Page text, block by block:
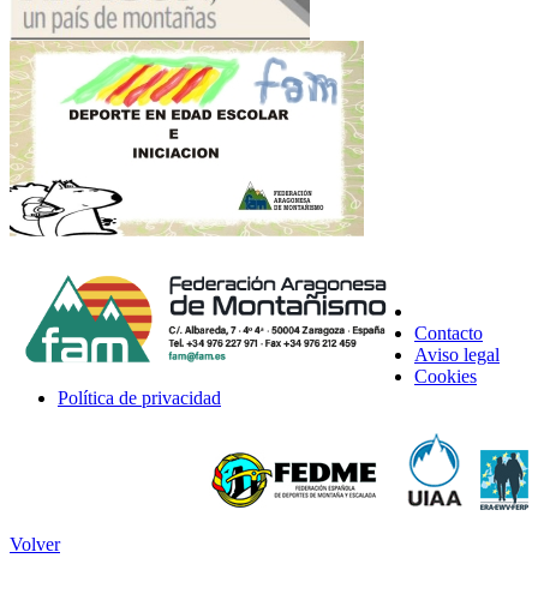
Contacto
Aviso legal
Cookies
Política de privacidad
Volver